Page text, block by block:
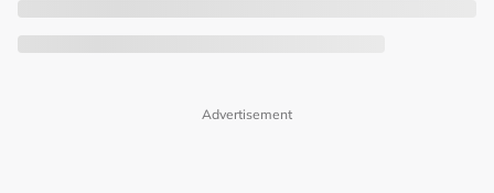
Advertisement